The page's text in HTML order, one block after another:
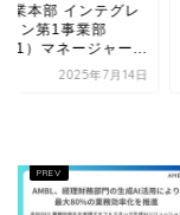
業本部 インテグレ
ョン第1事業部
）マネージャー...
2025年7月14日